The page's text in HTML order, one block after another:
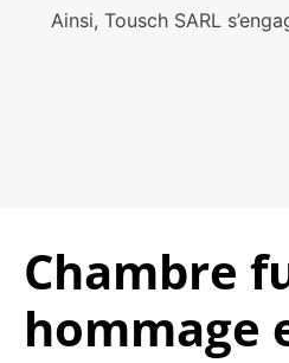
Ainsi, Tousch SARL
Chambre
hommage